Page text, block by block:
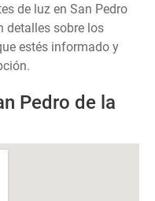
de luz en San Pedro
detalles sobre los
estés informado y
Pedro de la